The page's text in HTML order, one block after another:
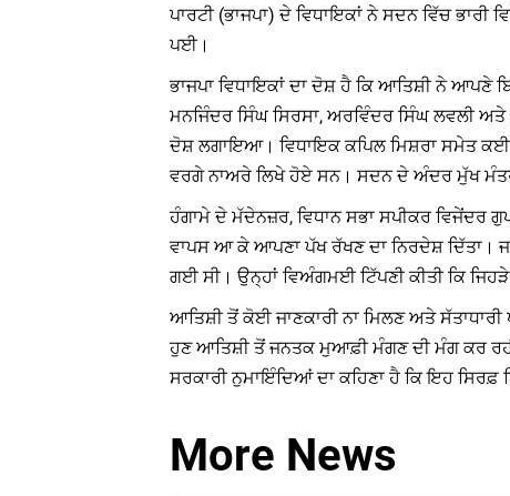
ਪਾਰਟੀ (ਭਾਜਪਾ) ਦੇ ਵਿਧਾਇਕਾਂ ਨੇ ਸਦਨ ਵਿੱਚ
ਪਈ।
ਭਾਜਪਾ ਵਿਧਾਇਕਾਂ ਦਾ ਦੋਸ਼ ਹੈ ਕਿ ਆਤਿਸ਼ੀ ਨੇ ਆਪਣੇ
ਮਨਜਿੰਦਰ ਸਿੰਘ ਸਿਰਸਾ, ਅਰਵਿੰਦਰ ਸਿੰਘ ਲਵਲੀ
ਦੋਸ਼ ਲਗਾਇਆ। ਵਿਧਾਇਕ ਕਪਿਲ ਮਿਸ਼ਰਾ ਸਮੇਤ
ਵਰਗੇ ਨਾਅਰੇ ਲਿਖੇ ਹੋਏ ਸਨ। ਸਦਨ ਦੇ ਅੰਦਰ ਮੁੱਖ
ਹੰਗਾਮੇ ਦੇ ਮੱਦੇਨਜ਼ਰ, ਵਿਧਾਨ ਸਭਾ ਸਪੀਕਰ
ਵਾਪਸ ਆ ਕੇ ਆਪਣਾ ਪੱਖ ਰੱਖਣ ਦਾ ਨਿਰਦੇਸ਼ ਦਿੱਤਾ।
ਗਈ ਸੀ। ਉਨ੍ਹਾਂ ਵਿਅੰਗਮਈ ਟਿੱਪਣੀ ਕੀਤੀ ਕਿ
ਆਤਿਸ਼ੀ ਤੋਂ ਕੋਈ ਜਾਣਕਾਰੀ ਨਾ ਮਿਲਣ ਅਤੇ
ਹੁਣ ਆਤਿਸ਼ੀ ਤੋਂ ਜਨਤਕ ਮੁਆਫ਼ੀ ਮੰਗਣ ਦੀ ਮੰਗ ਕਰ
ਸਰਕਾਰੀ ਨੁਮਾਇੰਦਿਆਂ ਦਾ ਕਹਿਣਾ ਹੈ ਕਿ ਇਹ
More News